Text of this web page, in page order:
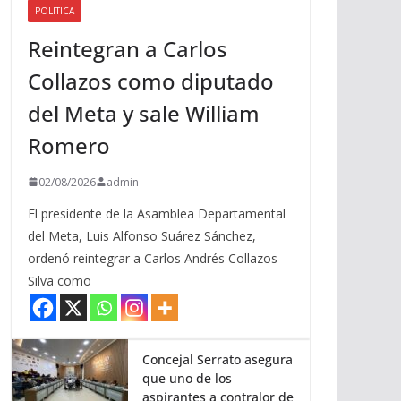
i
b
a
j
o
a
POLITICA
Reintegran a Carlos
Collazos como diputado
del Meta y sale William
Romero
02/08/2026 admin
El presidente de la Asamblea Departamental
del Meta, Luis Alfonso Suárez Sánchez,
ordenó reintegrar a Carlos Andrés Collazos
Silva como
Concejal Serrato asegura
que uno de los
aspirantes a contralor de